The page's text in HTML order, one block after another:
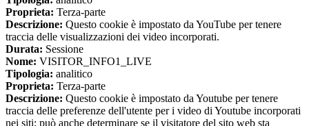
Proprieta: Terza-parte
Descrizione: Questo cookie è impostato da YouTube per tenere
traccia delle visualizzazioni dei video incorporati.
Durata: Sessione
Nome: VISITOR_INFO1_LIVE
Tipologia: analitico
Proprieta: Terza-parte
Descrizione: Questo cookie è impostato da Youtube per tenere
traccia delle preferenze dell'utente per i video di Youtube incorporati
nei siti; può anche determinare se il visitatore del sito web sta